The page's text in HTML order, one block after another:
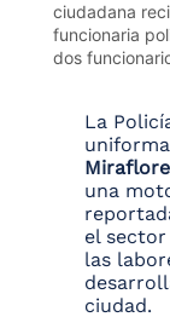
La
una
el
las
ciudad.